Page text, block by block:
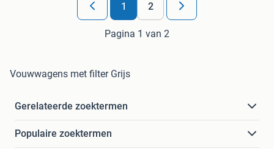
1 2
Pagina 1 van 2
Vouwwagens met filter Grijs
Gerelateerde zoektermen
Populaire zoektermen